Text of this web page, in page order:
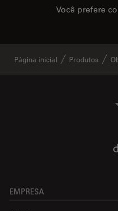
Você prefere
Página inicial Produtos
EMPRESA